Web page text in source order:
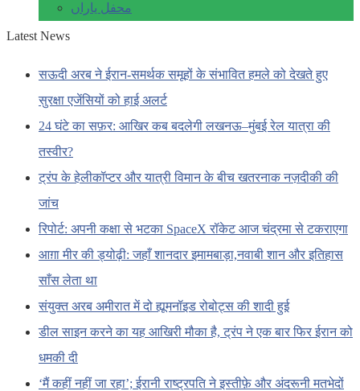
محفل یاراں
Latest News
सऊदी अरब ने ईरान-समर्थक समूहों के संभावित हमले को देखते हुए
सुरक्षा एजेंसियों को हाई अलर्ट
24 घंटे का सफ़र: आखिर कब बदलेगी लखनऊ–मुंबई रेल यात्रा की
तस्वीर?
ट्रंप के हेलीकॉप्टर और यात्री विमान के बीच खतरनाक नज़दीकी की
जांच
रिपोर्ट: अपनी कक्षा से भटका SpaceX रॉकेट आज चंद्रमा से टकराएगा
आग़ा मीर की ड्योढ़ी: जहाँ शानदार इमामबाड़ा,नवाबी शान और इतिहास
साँस लेता था
संयुक्त अरब अमीरात में दो ह्यूमनॉइड रोबोट्स की शादी हुई
डील साइन करने का यह आखिरी मौका है, ट्रंप ने एक बार फिर ईरान को
धमकी दी
‘मैं कहीं नहीं जा रहा’; ईरानी राष्ट्रपति ने इस्तीफ़े और अंदरूनी मतभेदों